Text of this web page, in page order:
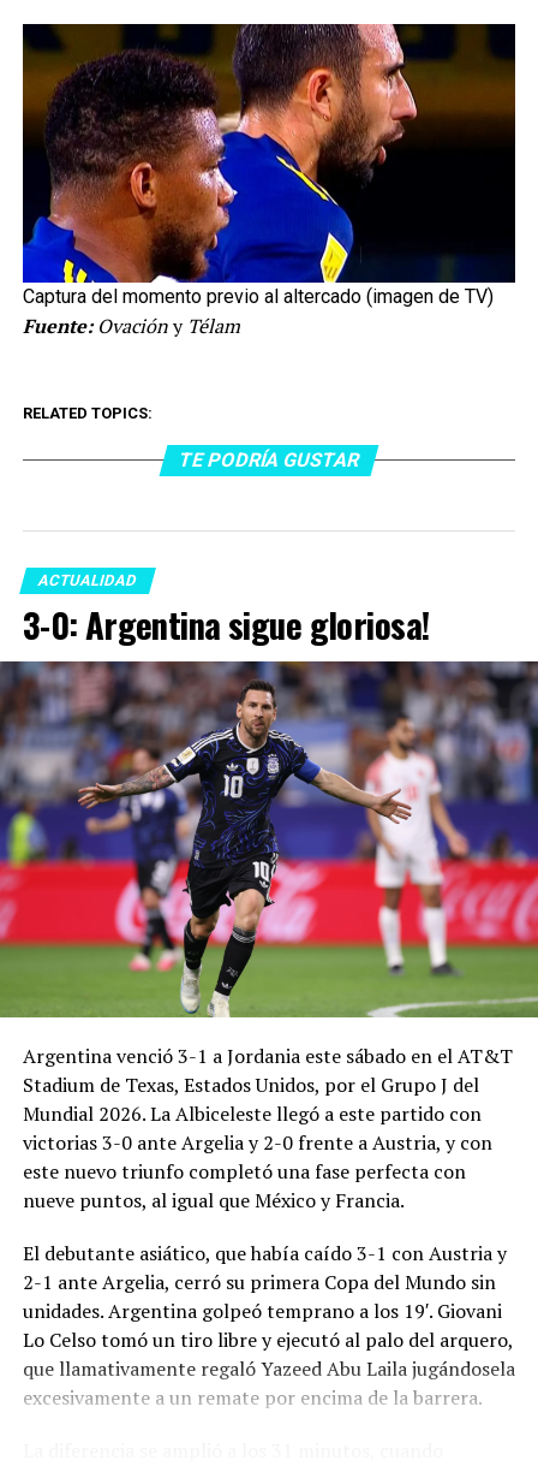
Captura del momento previo al altercado (imagen de TV)
Fuente:Ovacióny Télam
RELATED TOPICS:
TE PODRÍA GUSTAR
ACTUALIDAD
3-0: Argentina sigue gloriosa!
Argentina venció 3-1 a Jordania este sábado en el AT&T
Stadium de Texas, Estados Unidos, por el Grupo J del
Mundial 2026. La Albiceleste llegó a este partido con
victorias 3-0 ante Argelia y 2-0 frente a Austria, y con
este nuevo triunfo completó una fase perfecta con
nueve puntos, al igual que México y Francia.
El debutante asiático, que había caído 3-1 con Austria y
2-1 ante Argelia, cerró su primera Copa del Mundo sin
unidades. Argentina golpeó temprano a los 19′. Giovani
Lo Celso tomó un tiro libre y ejecutó al palo del arquero,
que llamativamente regaló Yazeed Abu Laila jugándosela
excesivamente a un remate por encima de la barrera.